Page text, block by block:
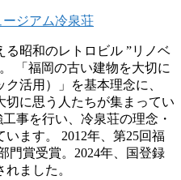
る昭和のレトロビル ”リノベ
「福岡の古い建物を大切に
活用）」を基本理念に、
切に思う人たちが集まってい
事を行い、冷泉荘の理念・
ます。 2012年、第25回福
門賞受賞。2024年、国登録
ました。